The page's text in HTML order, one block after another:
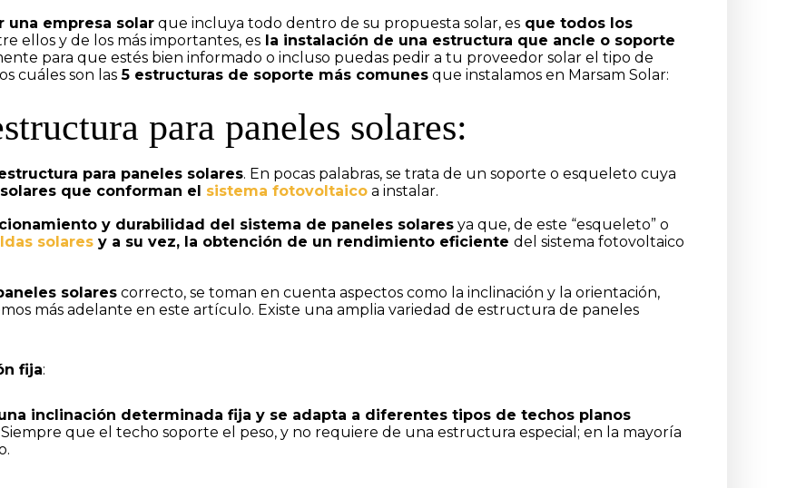
una empresa solar que incluya todo dentro de su propuesta solar, es que todos los
ellos y de los más importantes, es la instalación de una estructura que ancle o soporte
para que estés bien informado o incluso puedas pedir a tu proveedor solar el tipo de
cuáles son las 5 estructuras de soporte más comunes que instalamos en Marsam Solar:
para paneles solares:
para paneles solares. En pocas palabras, se trata de un soporte o esqueleto cuya
que conforman el sistema fotovoltaico a instalar.
y durabilidad del sistema de paneles solares ya que, de este “esqueleto” o
solares y a su vez, la obtención de un rendimiento eficiente del sistema fotovoltaico
solares correcto, se toman en cuenta aspectos como la inclinación y la orientación,
más adelante en este artículo. Existe una amplia variedad de estructura de paneles
fija:
inclinación determinada fija y se adapta a diferentes tipos de techos planos
que el techo soporte el peso, y no requiere de una estructura especial; en la mayoría